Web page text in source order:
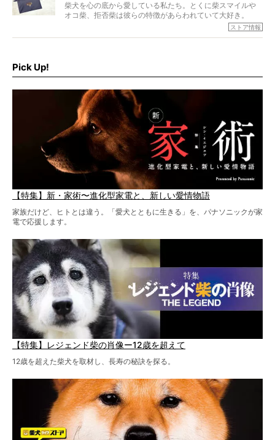
柴犬を心の底から愛している私たち。とくに柴スマイルや
オコ柴、拒否柴は彼らの特徴があらわれていて大好き。
でもちょっと待て…もうひとつ、忘れてはならない愛おしい
ストア情報
Pick Up!
【特集】新・家術〜進化型家電と、新しい愛情物語
家族だけど、ヒトとは違う。「愛犬とともに生きる」を、パナソニックが家
電で応援します。
【特集】レジェンド柴の肖像ー12歳を超えて
12歳を超えた柴犬を取材し、長寿の秘訣を探る。